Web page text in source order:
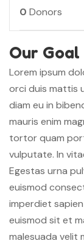
0 Donors
Our Goal
Lorem ipsum
orci duis mattis
diam eu in
mauris enim
tortor quam
vulputate. In
Egestas urna
euismod
imperdiet
euismod sit et
malesuada velit